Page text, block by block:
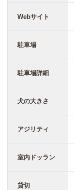
Webサイト
駐車場
駐車場詳細
犬の大きさ
アジリティ
室内ドッラン
貸切